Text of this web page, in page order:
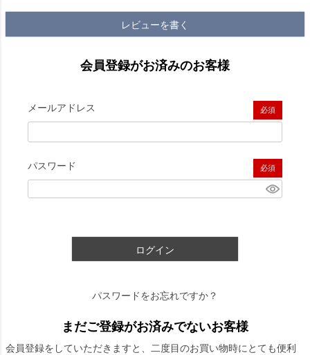
レビューを書く
会員登録がお済みのお客様
メールアドレス
(必須)
パスワード
(必須)
ログイン
パスワードをお忘れですか？
まだご登録がお済みでないお客様
会員登録をしていただきますと、二度目のお買い物時にとても便利